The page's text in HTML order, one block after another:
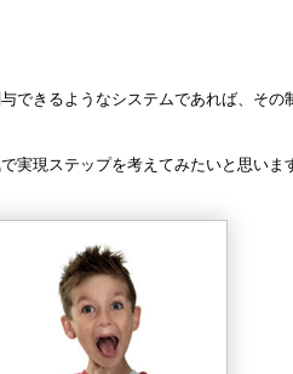
できるようなシステムであれば、その
実現ステップを考えてみたいと思いま